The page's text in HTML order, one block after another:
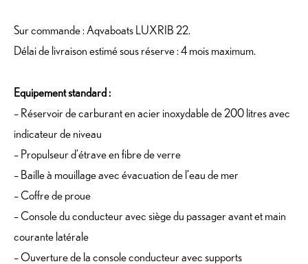
Sur commande : Aqvaboats LUXRIB 22.
Délai de livraison estimé sous réserve : 4 mois maximum.
Equipement standard :
– Réservoir de carburant en acier inoxydable de 200 litres avec
indicateur de niveau
– Propulseur d’étrave en fibre de verre
– Baille à mouillage avec évacuation de l’eau de mer
– Coffre de proue
– Console du conducteur avec siège du passager avant et main
courante latérale
– Ouverture de la console conducteur avec supports